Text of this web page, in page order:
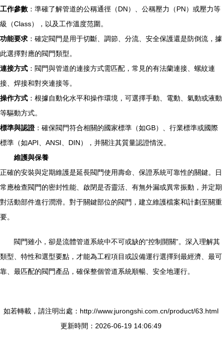
工作參數 ：準確了解管道的公稱通徑（DN）、公稱壓力（PN）或壓力等
級（Class），以及工作溫度范圍。
功能要求 ：確定閥門是用于切斷、調節、分流、安全保護還是防倒流，據
此選擇對應的閥門類型。
連接方式 ：閥門與管道的連接方式需匹配，常見的有法蘭連接、螺紋連
接、焊接和對夾連接等。
操作方式 ：根據自動化水平和操作環境，可選擇手動、電動、氣動或液動
等驅動方式。
標準與認證：確保閥門符合相關的國家標準（如GB）、行業標準或國際
標準（如API、ANSI、DIN），并關注其質量認證情況。
維護與保養
正確的安裝與定期維護是延長閥門使用壽命、保證系統可靠性的關鍵。日
常應檢查閥門的密封性能、啟閉是否靈活、有無外漏或異常振動，并定期
對活動部件進行潤滑。對于關鍵部位的閥門，建立維護檔案和計劃至關重
要。
閥門雖小，卻是流體管道系統中不可或缺的“控制開關”。深入理解其
類型、特性和選型要點，才能為工程項目或設備運行選擇到最經濟、最可
靠、最匹配的閥門產品，確保整個管道系統順暢、安全地運行。
如若轉載，請注明出處：http://www.jurongshi.com.cn/product/63.html
更新時間：2026-06-19 14:06:49